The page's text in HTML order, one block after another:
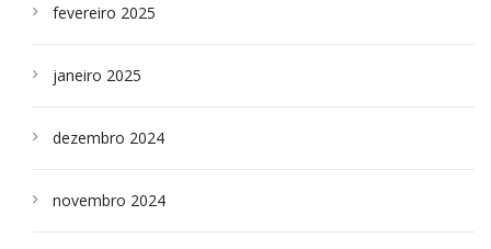
fevereiro 2025
janeiro 2025
dezembro 2024
novembro 2024